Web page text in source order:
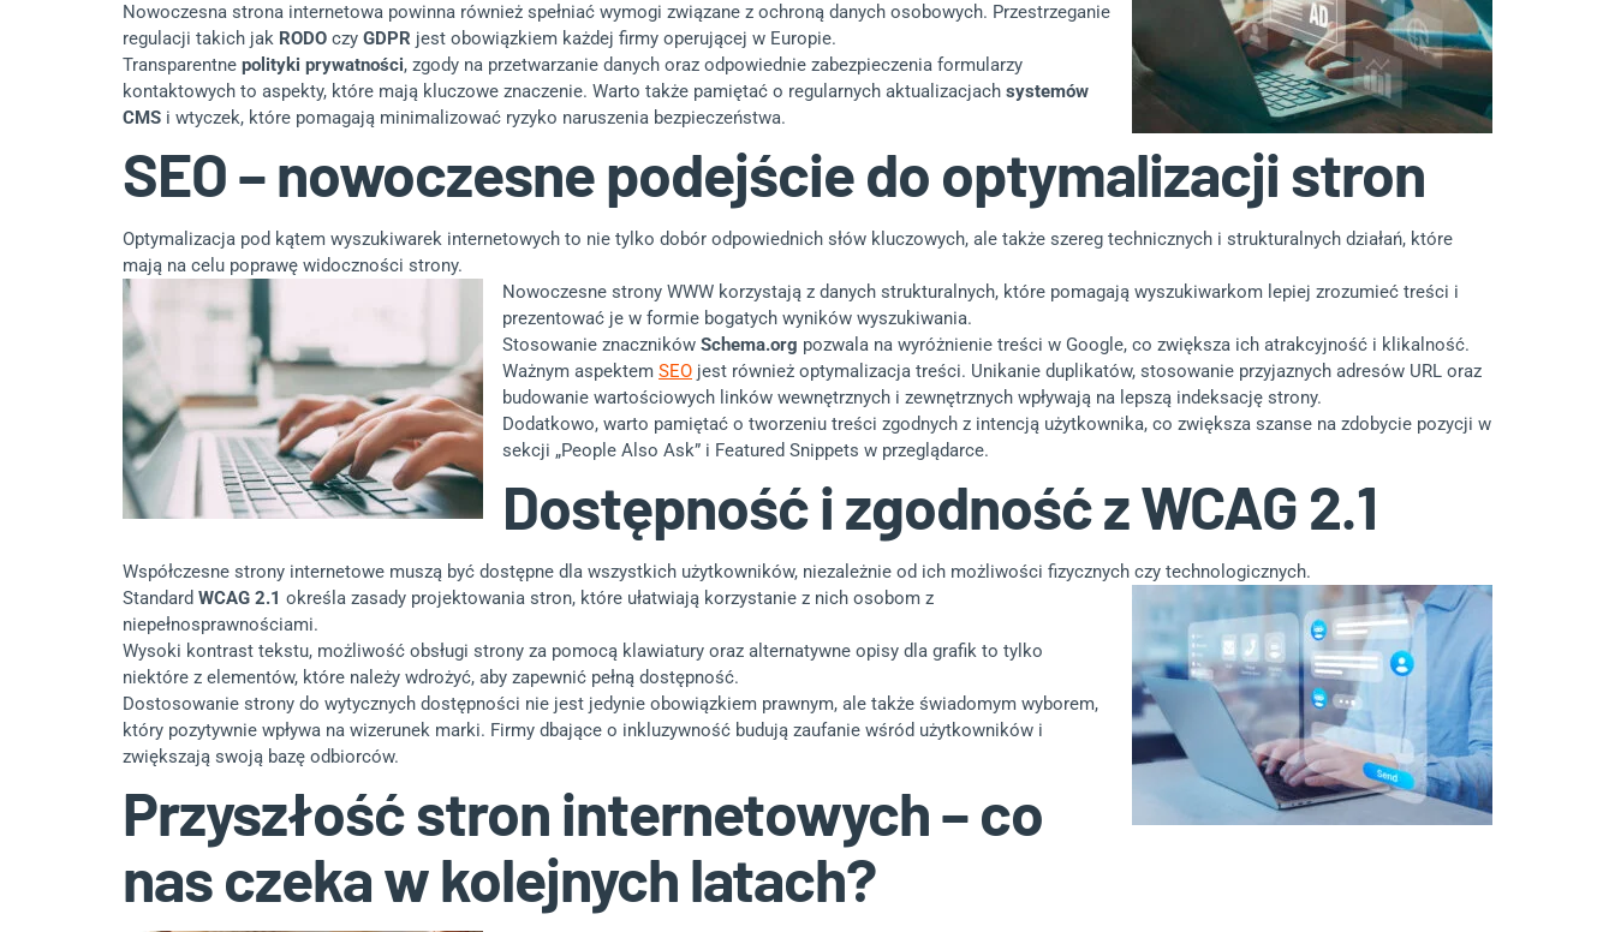
Nowoczesna strona internetowa powinna również spełniać wymogi związane z ochroną danych osobowych. Przestrzeganie
regulacji takich jak RODO czy GDPR jest obowiązkiem każdej firmy operującej w Europie.
Transparentne polityki prywatności, zgody na przetwarzanie danych oraz odpowiednie zabezpieczenia formularzy
kontaktowych to aspekty, które mają kluczowe znaczenie. Warto także pamiętać o regularnych aktualizacjach systemów
CMS i wtyczek, które pomagają minimalizować ryzyko naruszenia bezpieczeństwa.
SEO – nowoczesne podejście do optymalizacji stron
Optymalizacja pod kątem wyszukiwarek internetowych to nie tylko dobór odpowiednich słów kluczowych, ale także szereg technicznych i strukturalnych działań, które
mają na celu poprawę widoczności strony.
Nowoczesne strony WWW korzystają z danych strukturalnych, które pomagają wyszukiwarkom lepiej zrozumieć treści i
prezentować je w formie bogatych wyników wyszukiwania.
Stosowanie znaczników Schema.org pozwala na wyróżnienie treści w Google, co zwiększa ich atrakcyjność i klikalność.
Ważnym aspektem SEO jest również optymalizacja treści. Unikanie duplikatów, stosowanie przyjaznych adresów URL oraz
budowanie wartościowych linków wewnętrznych i zewnętrznych wpływają na lepszą indeksację strony.
Dodatkowo, warto pamiętać o tworzeniu treści zgodnych z intencją użytkownika, co zwiększa szanse na zdobycie pozycji w
sekcji „People Also Ask” i Featured Snippets w przeglądarce.
Dostępność i zgodność z WCAG 2.1
Współczesne strony internetowe muszą być dostępne dla wszystkich użytkowników, niezależnie od ich możliwości fizycznych czy technologicznych.
Standard WCAG 2.1 określa zasady projektowania stron, które ułatwiają korzystanie z nich osobom z
niepełnosprawnościami.
Wysoki kontrast tekstu, możliwość obsługi strony za pomocą klawiatury oraz alternatywne opisy dla grafik to tylko
niektóre z elementów, które należy wdrożyć, aby zapewnić pełną dostępność.
Dostosowanie strony do wytycznych dostępności nie jest jedynie obowiązkiem prawnym, ale także świadomym wyborem,
który pozytywnie wpływa na wizerunek marki. Firmy dbające o inkluzywność budują zaufanie wśród użytkowników i
zwiększają swoją bazę odbiorców.
Przyszłość stron internetowych – co
nas czeka w kolejnych latach?